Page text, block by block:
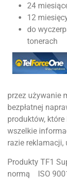
24
12
do
tonerach
przez używanie
bezpłatnej
produktów,
wszelkie
razie
Produkty TF1
normą ISO